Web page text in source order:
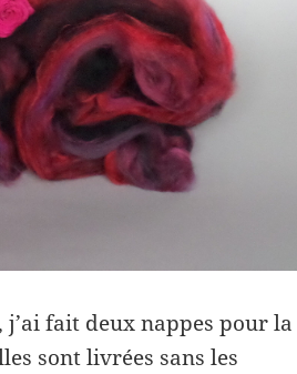
j’ai fait deux nappes pour la
sont livrées sans les